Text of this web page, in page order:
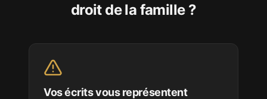
droit de la famille?
Vos écrits vous représentent